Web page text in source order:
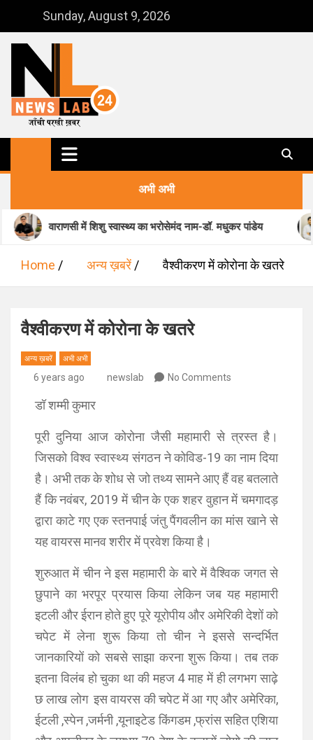
content
Sunday, August 9, 2026
NewsLab24
जाँची परखी ख़बर
अभी अभी
में शिशु स्वास्थ्य का भरोसेमंद नाम-डॉ. मधुकर पांडेय मानसिक
Home अन्य ख़बरें वैश्वीकरण में कोरोना के खतरे
वैश्वीकरण में कोरोना के खतरे
अन्य ख़बरें अभी अभी
6 years ago newslab No Comments
डॉ शम्मी कुमार
पूरी दुनिया आज कोरोना जैसी महामारी से त्रस्त है।
जिसको विश्व स्वास्थ्य संगठन ने कोविड-19 का नाम दिया
है। अभी तक के शोध से जो तथ्य सामने आए हैं वह बतलाते
हैं कि नवंबर, 2019 में चीन के एक शहर वुहान में चमगादड़
द्वारा काटे गए एक स्तनपाई जंतु पैंगवलीन का मांस खाने से
यह वायरस मानव शरीर में प्रवेश किया है।
शुरुआत में चीन ने इस महामारी के बारे में वैश्विक जगत से
छुपाने का भरपूर प्रयास किया लेकिन जब यह महामारी
इटली और ईरान होते हुए पूरे यूरोपीय और अमेरिकी देशों को
चपेट में लेना शुरू किया तो चीन ने इससे सन्दर्भित
जानकारियों को सबसे साझा करना शुरू किया। तब तक
इतना विलंब हो चुका था की महज 4 माह में ही लगभग साढ़े
छ लाख लोग इस वायरस की चपेट में आ गए और अमेरिका,
ईटली ,स्पेन ,जर्मनी ,यूनाइटेड किंगडम ,फ्रांस सहित एशिया